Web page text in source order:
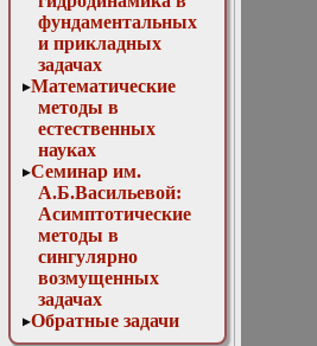
12 апреля 2017 г.
Заседание кафедры
13 декабря 2017 г.
Отчет магистров
13 декабря 2023г.
Доклад Д. В.
Лукьяненко
«Особенности
построения
численных схем
для решения
трёхмерных
линейных
некорректно
поставленных
обратных задач с
фундаментальных
и прикладных
задачах
Математические
методы в
естественных
науках
Семинар им.
А.Б.Васильевой:
Асимптотические
методы в
сингулярно
возмущенных
задачах
Обратные задачи
математической